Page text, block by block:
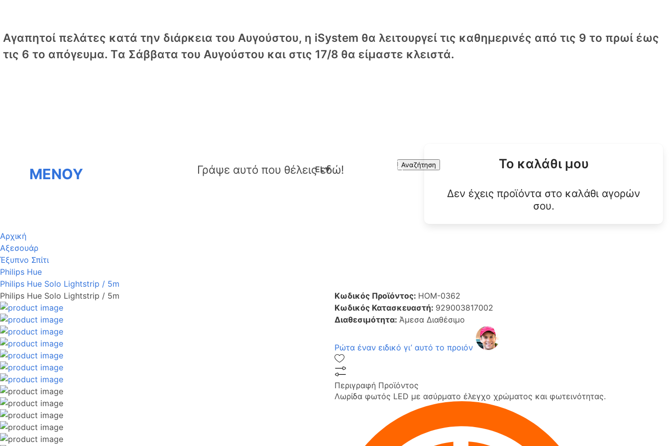
Αγαπητοί πελάτες κατά την διάρκεια του Αυγούστου, η iSystem θα λειτουργεί τις καθημερινές από τις 9 το πρωί έως
τις 6 το απόγευμα. Tα Σάββατα του Αυγούστου και στις 17/8 θα είμαστε κλειστά.
ΜΕΝΟΥ
Search Αναζήτηση
EL▼ Το καλάθι μου
Δεν έχεις προϊόντα στο καλάθι αγορών
σου.
Αρχική
Αξεσουάρ
Έξυπνο Σπίτι
Philips Hue
Philips Hue Solo Lightstrip / 5m
Philips Hue Solo Lightstrip / 5m
Κωδικός Προϊόντος: HOM-0362
Κωδικός Κατασκευαστή: 929003817002
Διαθεσιμότητα: Άμεσα Διαθέσιμο
Ρώτα έναν ειδικό γι’ αυτό το προιόν
Περιγραφή Προϊόντος
Λωρίδα φωτός LED με ασύρματο έλεγχο χρώματος και φωτεινότητας.